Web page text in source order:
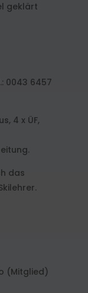
geklärt
0043 6457
4 x ÜF,
das
(Mitglied)